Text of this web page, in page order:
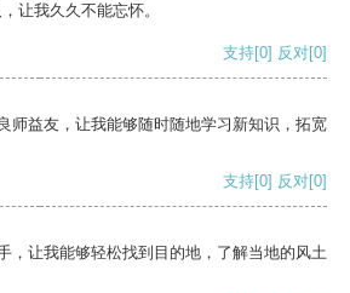
让我久久不能忘怀。
支持[0] 反对[0]
师益友，让我能够随时随地学习新知识，拓宽
支持[0] 反对[0]
，让我能够轻松找到目的地，了解当地的风土